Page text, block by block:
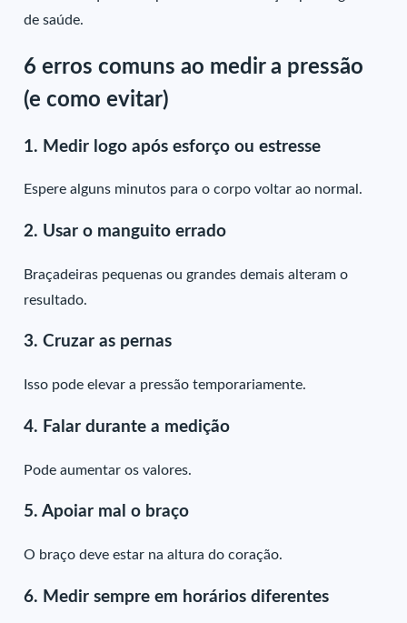
de saúde.
6 erros comuns ao medir a pressão
(e como evitar)
1. Medir logo após esforço ou estresse
Espere alguns minutos para o corpo voltar ao normal.
2. Usar o manguito errado
Braçadeiras pequenas ou grandes demais alteram o
resultado.
3. Cruzar as pernas
Isso pode elevar a pressão temporariamente.
4. Falar durante a medição
Pode aumentar os valores.
5. Apoiar mal o braço
O braço deve estar na altura do coração.
6. Medir sempre em horários diferentes